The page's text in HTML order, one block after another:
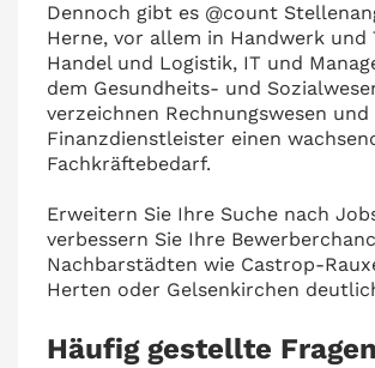
Dennoch gibt es @‌count
Herne, vor allem in Handwerk und
Handel und Logistik, IT und
dem Gesundheits- und
verzeichnen Rechnungswesen und
Finanzdienstleister einen
Fachkräftebedarf.
Erweitern Sie Ihre Suche nach
verbessern Sie Ihre
Nachbarstädten wie Castrop-
Herten oder Gelsenkirchen
Häufig gestellte